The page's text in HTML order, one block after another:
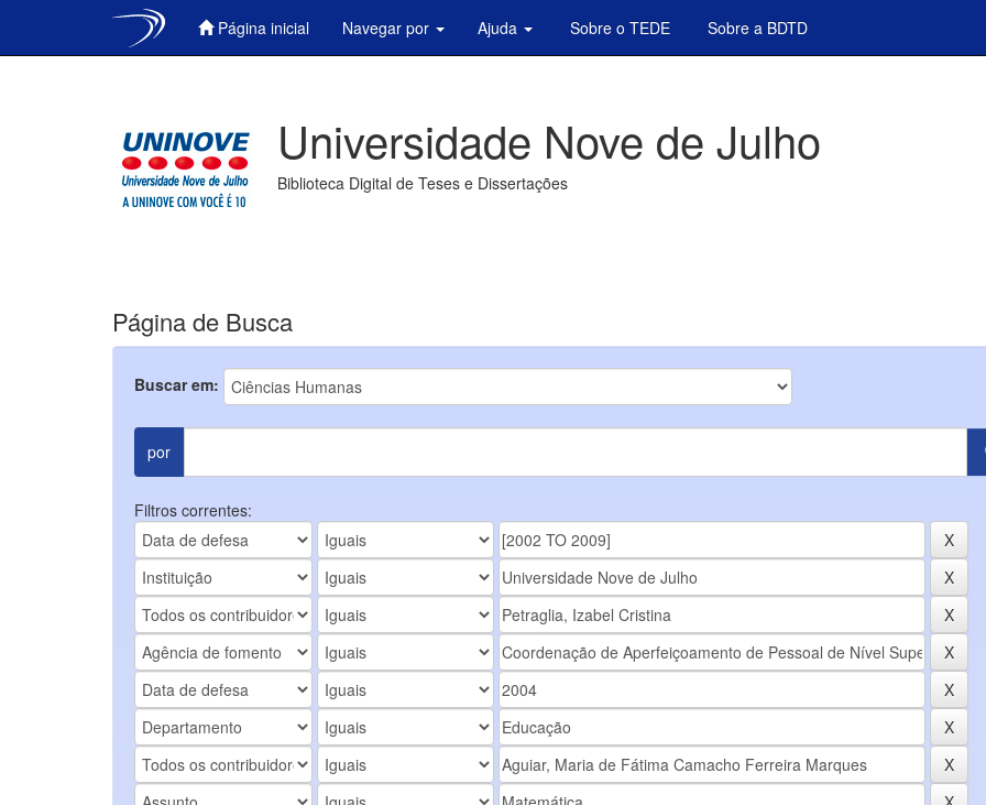
Página inicial Navegar por Ajuda Sobre o TEDE Sobre a BDTD
Universidade Nove de Julho
Biblioteca Digital de Teses e Dissertações
Página de Busca
Buscar em:
por
Filtros correntes: